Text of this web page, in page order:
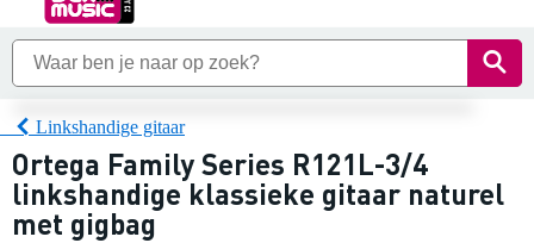
Linkshandige gitaar
Ortega Family Series R121L-3/4
linkshandige klassieke gitaar naturel
met gigbag